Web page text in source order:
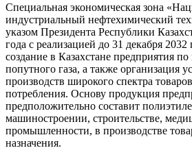
Специальная экономическая зона
индустриальный нефтехимический
указом Президента Республики
года с реализацией до 31 декабря
создание в Казахстане предприятия
попутного газа, а также организация
производств широкого спектра
потребления. Основу продукция
предположительно составит
машиностроении, строительстве,
промышленности, в производстве
назначения.